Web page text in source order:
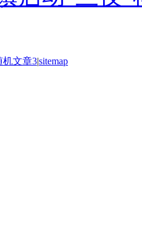
机文章3|sitemap